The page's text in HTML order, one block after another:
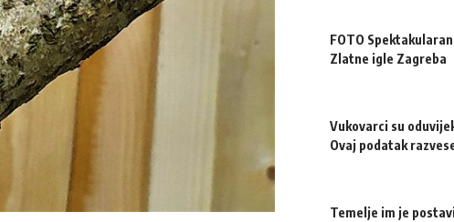
FOTO
Zlatne igle Zagreba
Vukovarci su
Ovaj podatak
Temelje im je